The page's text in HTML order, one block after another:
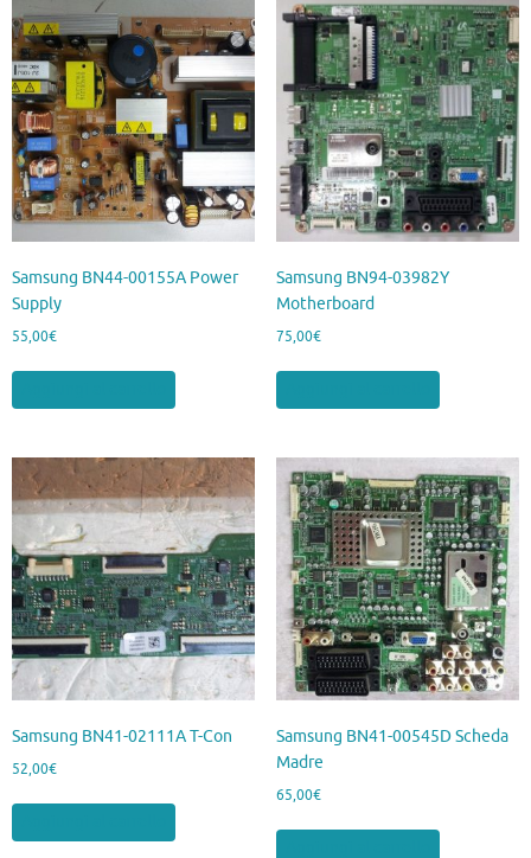
Samsung BN44-00155A Power
Supply
55,00€
Samsung BN94-03982Y
Motherboard
75,00€
Samsung BN41-02111A T-Con
52,00€
Samsung BN41-00545D Scheda
Madre
65,00€